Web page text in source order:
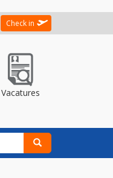
Check in
Vacatures